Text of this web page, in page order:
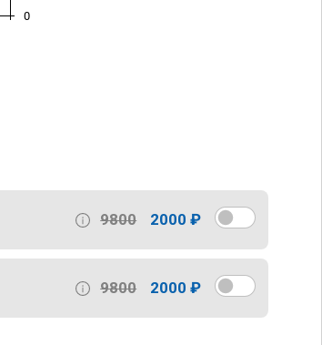
0
9800 2000 ₽
9800 2000 ₽